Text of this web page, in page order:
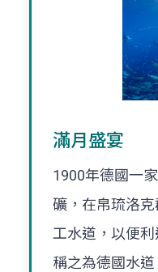
滿月盛宴
1900年德國一
礦，在帛琉洛
工水道，以便
稱之為德國水